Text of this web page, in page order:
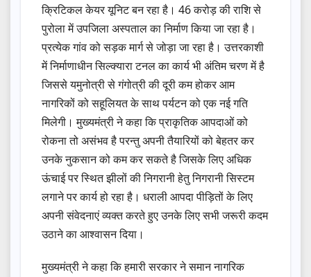
क्रिटिकल केयर यूनिट बन रहा है। 46 करोड़ की राशि से
पुरोला में उपजिला अस्पताल का निर्माण किया जा रहा है।
प्रत्येक गांव को सड़क मार्ग से जोड़ा जा रहा है। उत्तरकाशी
में निर्माणाधीन सिल्क्यारा टनल का कार्य भी अंतिम चरण में है
जिससे यमुनोत्री से गंगोत्री की दूरी कम होकर आम
नागरिकों को सहूलियत के साथ पर्यटन को एक नई गति
मिलेगी। मुख्यमंत्री ने कहा कि प्राकृतिक आपदाओं को
रोकना तो असंभव है परन्तु अपनी तैयारियों को बेहतर कर
उनके नुकसान को कम कर सकते है जिसके लिए अधिक
ऊंचाई पर स्थित झीलों की निगरानी हेतु निगरानी सिस्टम
लगाने पर कार्य हो रहा है। धराली आपदा पीड़ितों के लिए
अपनी संवेदनाएं व्यक्त करते हुए उनके लिए सभी जरूरी कदम
उठाने का आश्वासन दिया।
मुख्यमंत्री ने कहा कि हमारी सरकार ने समान नागरिक